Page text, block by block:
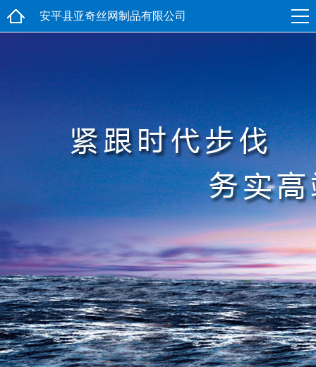
安平县亚奇丝网制品有限公司